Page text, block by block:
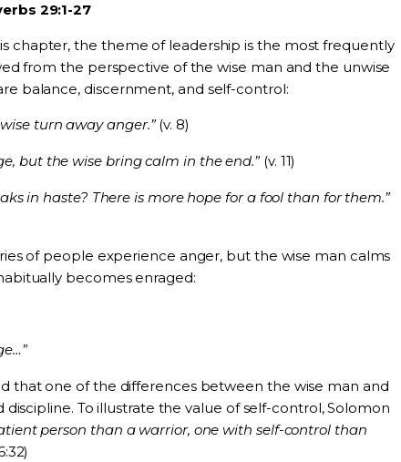
29:1-27
chapter, the theme of leadership is the most frequently
from the perspective of the wise man and the unwise
balance, discernment, and self-control:
turn away anger.”(v. 8)
but the wise bring calm in the end.”(v. 11)
in haste? There is more hope for a fool than for them.”
of people experience anger, but the wise man calms
becomes enraged:
that one of the differences between the wise man and
To illustrate the value of self-control, Solomon
person than a warrior, one with self-control than